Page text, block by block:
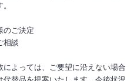
のご決定
相談
によっては、ご要望に沿えない場合